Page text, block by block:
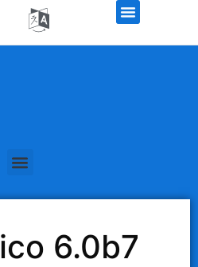
6.0b7